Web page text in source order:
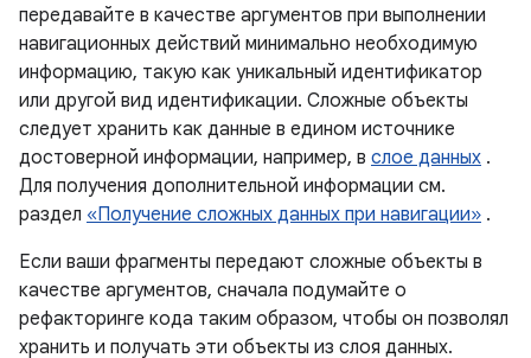
передавайте в качестве аргументов при выполнении
навигационных действий минимально необходимую
информацию, такую ​​как уникальный идентификатор
или другой вид идентификации. Сложные объекты
следует хранить как данные в едином источнике
достоверной информации, например, в слое данных .
Для получения дополнительной информации см.
раздел «Получение сложных данных при навигации» .
Если ваши фрагменты передают сложные объекты в
качестве аргументов, сначала подумайте о
рефакторинге кода таким образом, чтобы он позволял
хранить и получать эти объекты из слоя данных.